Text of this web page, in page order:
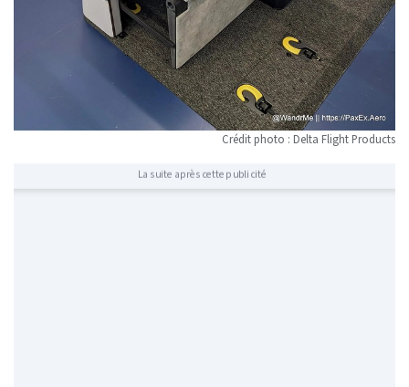
Crédit photo : Delta Flight Products
La suite après cette publicité